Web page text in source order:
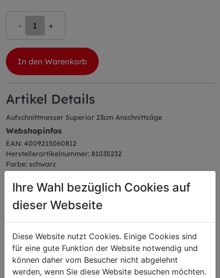
- +
In den Warenkorb
Artikel Details
Aufschnittmesser Superior 23cm Anschnittsäge
Webshopinfos
EAN: 4009215060812
Herstellerartikelnummer: 81035232
Farbe: schwarz
Das könnte Sie auch
interessieren
Ihre Wahl bezüglich Cookies auf
dieser Webseite
Diese Website nutzt Cookies. Einige Cookies sind
für eine gute Funktion der Website notwendig und
können daher vom Besucher nicht abgelehnt
werden, wenn Sie diese Website besuchen möchten.